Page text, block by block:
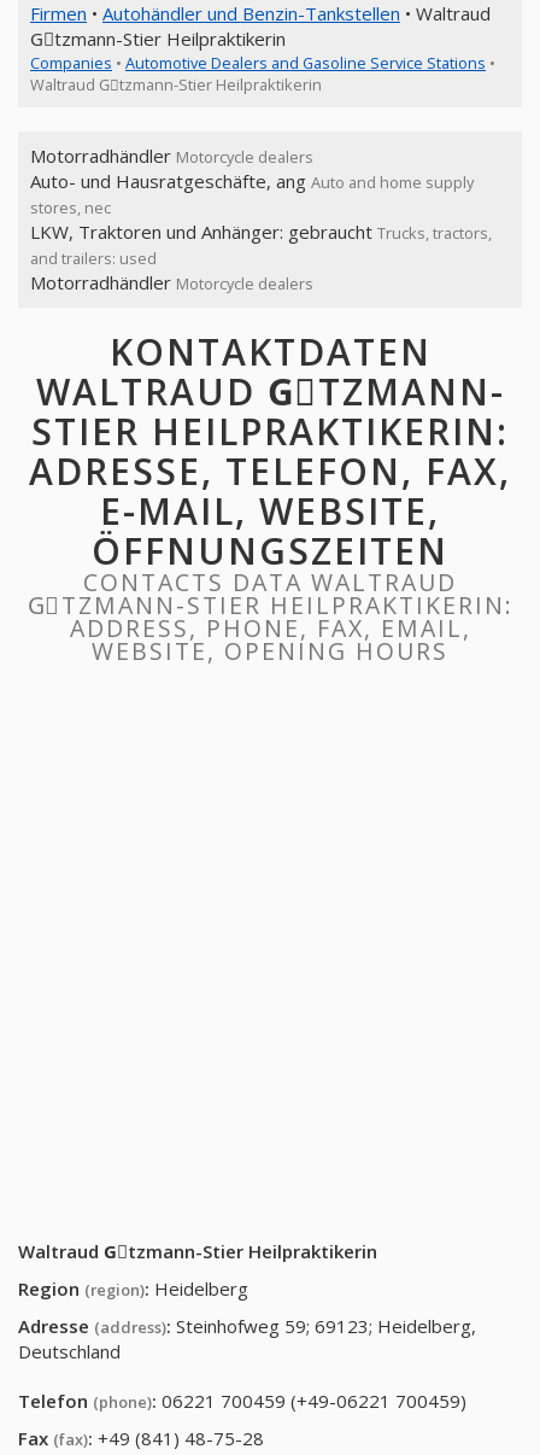
Firmen • Autohändler und Benzin-Tankstellen • Waltraud
Gِtzmann-Stier Heilpraktikerin
Companies • Automotive Dealers and Gasoline Service Stations •
Waltraud Gِtzmann-Stier Heilpraktikerin
Motorradhändler Motorcycle dealers
Auto- und Hausratgeschäfte, ang Auto and home supply
stores, nec
LKW, Traktoren und Anhänger: gebraucht Trucks, tractors,
and trailers: used
Motorradhändler Motorcycle dealers
KONTAKTDATEN
WALTRAUD GِTZMANN-
STIER HEILPRAKTIKERIN:
ADRESSE, TELEFON, FAX,
E-MAIL, WEBSITE,
ÖFFNUNGSZEITEN
CONTACTS DATA WALTRAUD
GِTZMANN-STIER HEILPRAKTIKERIN:
ADDRESS, PHONE, FAX, EMAIL,
WEBSITE, OPENING HOURS
Waltraud Gِtzmann-Stier Heilpraktikerin
Region (region): Heidelberg
Adresse (address): Steinhofweg 59; 69123; Heidelberg,
Deutschland
Telefon (phone): 06221 700459 (+49-06221 700459)
Fax (fax): +49 (841) 48-75-28